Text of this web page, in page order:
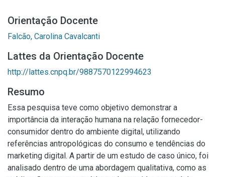
Orientação Docente
Falcão, Carolina Cavalcanti
Lattes da Orientação Docente
http://lattes.cnpq.br/9887570122994623
Resumo
Essa pesquisa teve como objetivo demonstrar a
importância da interação humana na relação fornecedor-
consumidor dentro do ambiente digital, utilizando
referências antropológicas do consumo e tendências do
marketing digital. A partir de um estudo de caso único, foi
analisado dentro de uma abordagem qualitativa, como as